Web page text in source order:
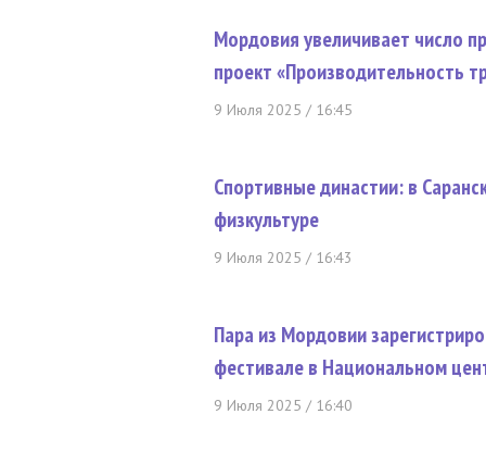
Мордовия увеличивает число
проект «Производительность
9 Июля 2025 / 16:45
Спортивные династии: в
физкультуре
9 Июля 2025 / 16:43
Пара из Мордовии
фестивале в Национальном
9 Июля 2025 / 16:40